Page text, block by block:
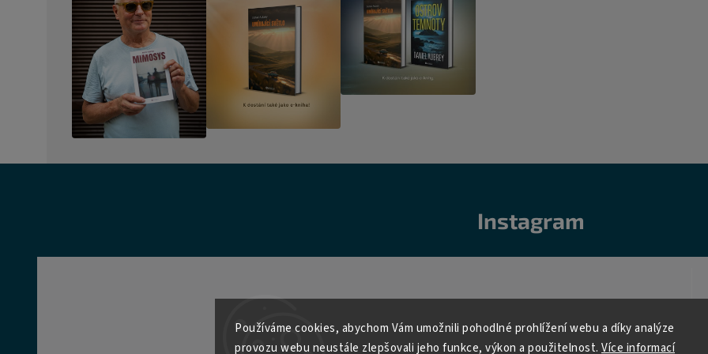
Používáme cookies, abychom Vám umožnili pohodlné prohlížení webu a díky analýze
provozu webu neustále zlepšovali jeho funkce, výkon a použitelnost. Více informací
Instagram